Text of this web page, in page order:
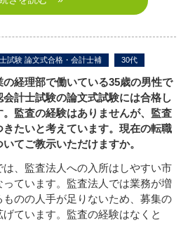
試験 論文式合格・会計士補 30代
の経理部で働いている35歳の男性で
会計士試験の論文式試験には合格し
。監査の経験はありませんが、監査
きたいと考えています。現在の転職
いてご教示いただけますか。
は、監査法人への入所はしやすい市
っています。監査法人では業務が増
ものの人手が足りないため、募集の
げています。監査の経験はなくと